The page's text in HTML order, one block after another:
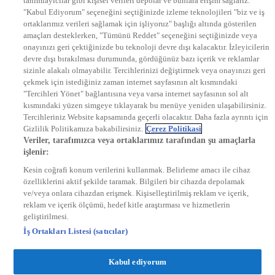
EURO STAR
KRAL POP TV
DYG Radyolar
NTV RADYO
KRAL FM
KRAL POP
EKSEN
VOYAGE
DYG Dijital
ntv.com.tr
ntvspor.net
secim.ntv.com.tr
startv.com.tr
kralmuzik.com.tr
"Kabul Ediyorum" seçeneğini seçtiğinizde izleme teknolojileri "biz ve iş
ortaklarımız verileri sağlamak için işliyoruz" başlığı altında gösterilen
amaçları desteklerken, "Tümünü Reddet" seçeneğini seçtiğinizde veya
onayınızı geri çektiğinizde bu teknoloji devre dışı kalacaktır. İzleyicilerin
devre dışı bırakılması durumunda, gördüğünüz bazı içerik ve reklamlar
sizinle alakalı olmayabilir. Tercihlerinizi değiştirmek veya onayınızı geri
çekmek için istediğiniz zaman internet sayfasının alt kısmındaki
"Tercihleri Yönet" bağlantısına veya varsa internet sayfasının sol alt
kısmındaki yüzen simgeye tıklayarak bu menüye yeniden ulaşabilirsiniz.
Tercihleriniz Website kapsamında geçerli olacaktır. Daha fazla ayrıntı için
Gizlilik Politikamıza bakabilirsiniz. Çerez Politikasi
Veriler, tarafımızca veya ortaklarımız tarafından şu amaçlarla
işlenir:
Kesin coğrafi konum verilerini kullanmak. Belirleme amacı ile cihaz
özelliklerini aktif şekilde taramak. Bilgileri bir cihazda depolamak
ve/veya onlara cihazdan erişmek. Kişiselleştirilmiş reklam ve içerik,
reklam ve içerik ölçümü, hedef kitle araştırması ve hizmetlerin
geliştirilmesi.
İş Ortakları Listesi (satıcılar)
Kabul ediyorum